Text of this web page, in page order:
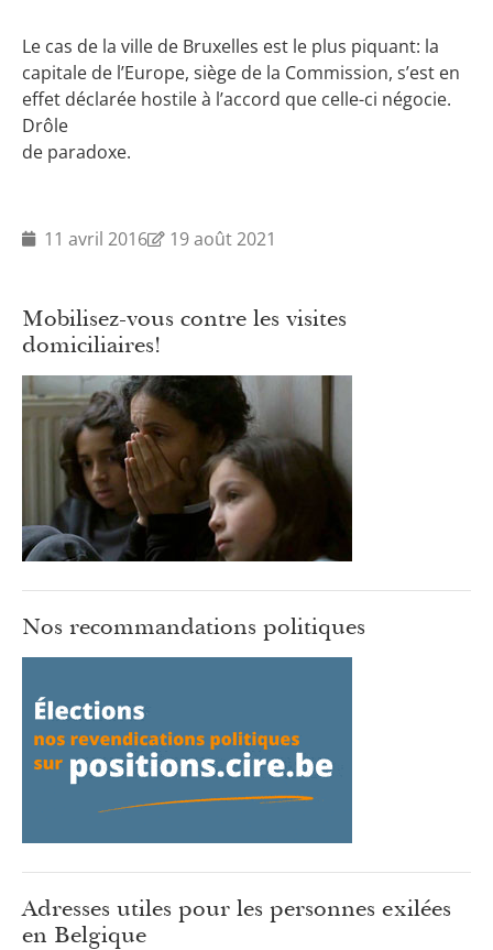
Le cas de la ville de Bruxelles est le plus piquant: la
capitale de l’Europe, siège de la Commission, s’est en
effet déclarée hostile à l’accord que celle-ci négocie.
Drôle
de paradoxe.
11 avril 2016 19 août 2021
Mobilisez-vous contre les visites
domiciliaires!
Nos recommandations politiques
Adresses utiles pour les personnes exilées
en Belgique